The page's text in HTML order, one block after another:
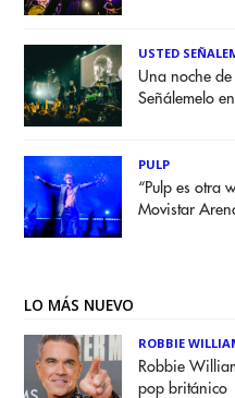
USTED
Una noche de
Señálemelo
PULP
“Pulp es otra
Movistar
LO MÁS NUEVO
ROBBIE
Robbie
pop británico